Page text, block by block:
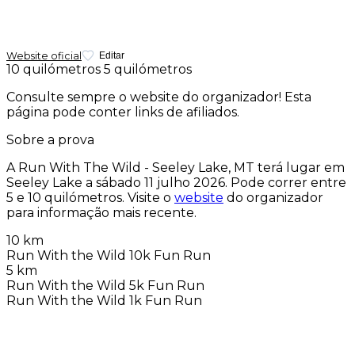
Website oficial Editar
10 quilómetros 5 quilómetros
Consulte sempre o website do organizador! Esta
página pode conter links de afiliados.
Sobre a prova
A Run With The Wild - Seeley Lake, MT terá lugar em
Seeley Lake a sábado 11 julho 2026. Pode correr entre
5 e 10 quilómetros. Visite o website do organizador
para informação mais recente.
10 km
Run With the Wild 10k Fun Run
5 km
Run With the Wild 5k Fun Run
Run With the Wild 1k Fun Run